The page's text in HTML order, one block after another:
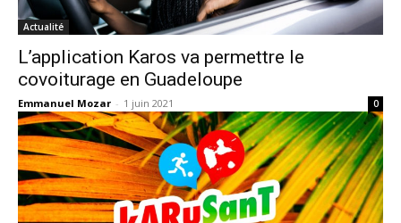
Actualité
L’application Karos va permettre le
covoiturage en Guadeloupe
Emmanuel Mozar - 1 juin 2021 0